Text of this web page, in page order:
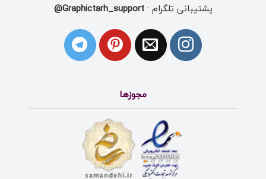
پشتیبانی تلگرام :Graphictarh_support@
مجوزها